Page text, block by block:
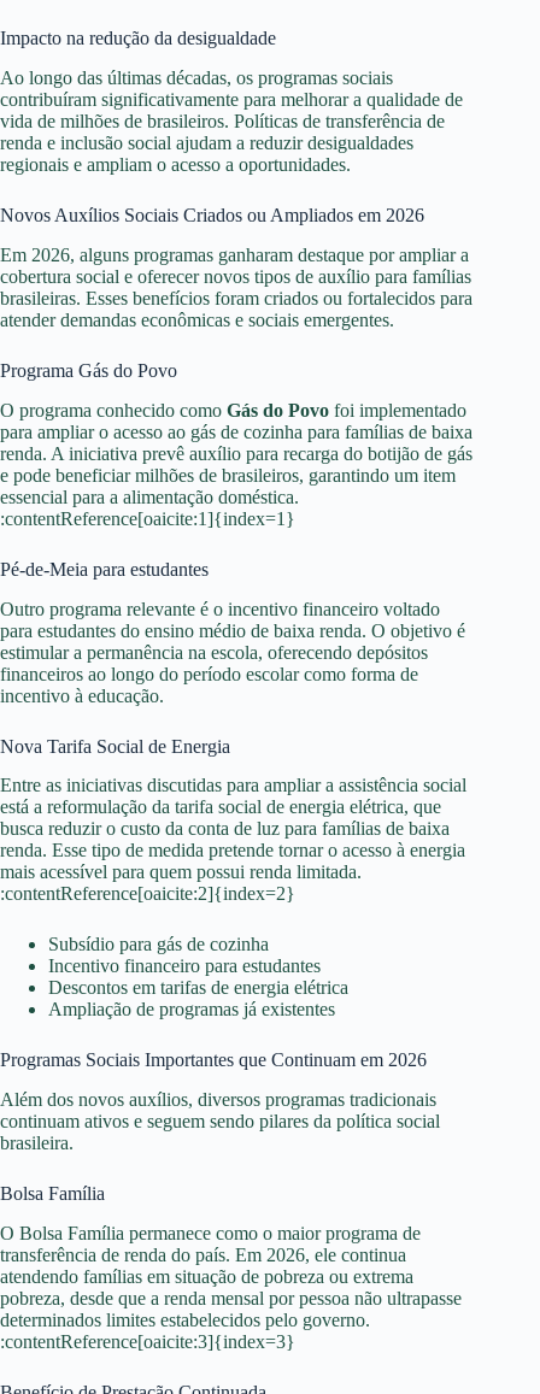
Impacto na redução da desigualdade
Ao longo das últimas décadas, os programas sociais
contribuíram significativamente para melhorar a qualidade de
vida de milhões de brasileiros. Políticas de transferência de
renda e inclusão social ajudam a reduzir desigualdades
regionais e ampliam o acesso a oportunidades.
Novos Auxílios Sociais Criados ou Ampliados em 2026
Em 2026, alguns programas ganharam destaque por ampliar a
cobertura social e oferecer novos tipos de auxílio para famílias
brasileiras. Esses benefícios foram criados ou fortalecidos para
atender demandas econômicas e sociais emergentes.
Programa Gás do Povo
O programa conhecido como Gás do Povo foi implementado
para ampliar o acesso ao gás de cozinha para famílias de baixa
renda. A iniciativa prevê auxílio para recarga do botijão de gás
e pode beneficiar milhões de brasileiros, garantindo um item
essencial para a alimentação doméstica.
:contentReference[oaicite:1]{index=1}
Pé-de-Meia para estudantes
Outro programa relevante é o incentivo financeiro voltado
para estudantes do ensino médio de baixa renda. O objetivo é
estimular a permanência na escola, oferecendo depósitos
financeiros ao longo do período escolar como forma de
incentivo à educação.
Nova Tarifa Social de Energia
Entre as iniciativas discutidas para ampliar a assistência social
está a reformulação da tarifa social de energia elétrica, que
busca reduzir o custo da conta de luz para famílias de baixa
renda. Esse tipo de medida pretende tornar o acesso à energia
mais acessível para quem possui renda limitada.
:contentReference[oaicite:2]{index=2}
Subsídio para gás de cozinha
Incentivo financeiro para estudantes
Descontos em tarifas de energia elétrica
Ampliação de programas já existentes
Programas Sociais Importantes que Continuam em 2026
Além dos novos auxílios, diversos programas tradicionais
continuam ativos e seguem sendo pilares da política social
brasileira.
Bolsa Família
O Bolsa Família permanece como o maior programa de
transferência de renda do país. Em 2026, ele continua
atendendo famílias em situação de pobreza ou extrema
pobreza, desde que a renda mensal por pessoa não ultrapasse
determinados limites estabelecidos pelo governo.
:contentReference[oaicite:3]{index=3}